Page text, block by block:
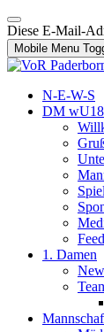
Diese E-Mail-
Mobile Menu
N-E-W-S
DM wU18
1. Damen